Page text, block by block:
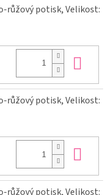
růžový potisk, Velikost:
růžový potisk, Velikost:
růžový potisk, Velikost: